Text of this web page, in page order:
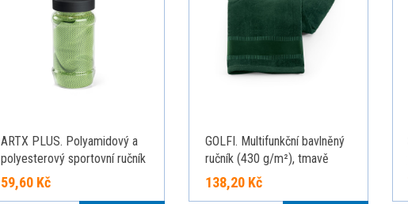
ARTX PLUS. Polyamidový a
polyesterový sportovní ručník
s obalem ve tvaru láhve,
světle zelená
59,60 Kč
GOLFI. Multifunkční bavlněný
ručník (430 g/m²), tmavě
zelená
138,20 Kč